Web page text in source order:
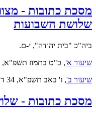
מסכת כתובות -
שלושת השבועות
ביה"כ "בית יהודה", י-ם.
שיעור א', כ"ט בתמוז תשפ"א, 25 דקות (MP3, 6MB).
שיעור ב', ז' באב תשפ"א, 34 דקות (MP3, 12MB).
מסכת כתובות -